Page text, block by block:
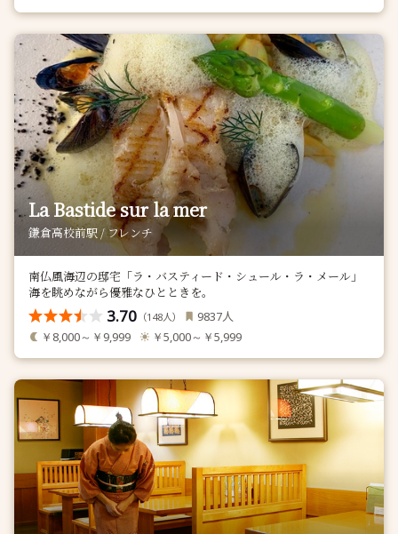
La Bastide sur la mer
鎌倉高校前駅 / フレンチ
南仏風海辺の邸宅「ラ・バスティード・シュール・ラ・メール」
海を眺めながら優雅なひとときを。
3.70 （148人） 9837人
￥8,000～￥9,999 ￥5,000～￥5,999